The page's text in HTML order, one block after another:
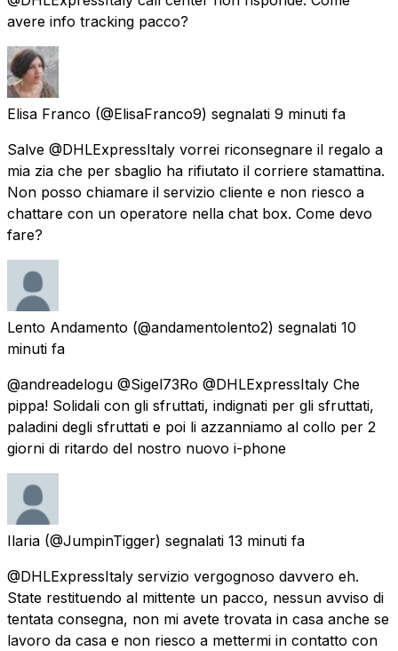
avere info tracking pacco?
Elisa Franco (@ElisaFranco9) segnalati 9 minuti fa
Salve @DHLExpressItaly vorrei riconsegnare il regalo a
mia zia che per sbaglio ha rifiutato il corriere stamattina.
Non posso chiamare il servizio cliente e non riesco a
chattare con un operatore nella chat box. Come devo
fare?
Lento Andamento (@andamentolento2) segnalati 10
minuti fa
@andreadelogu @Sigel73Ro @DHLExpressItaly Che
pippa! Solidali con gli sfruttati, indignati per gli sfruttati,
paladini degli sfruttati e poi li azzanniamo al collo per 2
giorni di ritardo del nostro nuovo i-phone
Ilaria (@JumpinTigger) segnalati 13 minuti fa
@DHLExpressItaly servizio vergognoso davvero eh.
State restituendo al mittente un pacco, nessun avviso di
tentata consegna, non mi avete trovata in casa anche se
lavoro da casa e non riesco a mettermi in contatto con